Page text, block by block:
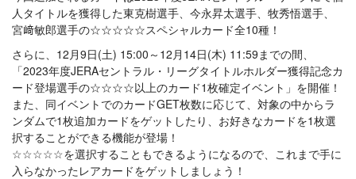
人タイトルを獲得した東克樹選手、今永昇太選手、牧秀悟選手、
宮﨑敏郎選手の☆☆☆☆☆スペシャルカード全10種！
さらに、12月9日(土) 15:00～12月14日(木) 11:59までの間、
「2023年度JERAセントラル・リーグタイトルホルダー獲得記念カ
ード登場選手の☆☆☆☆以上のカード1枚確定イベント」を開催！
また、同イベントでのカードGET枚数に応じて、対象の中からラ
ンダムで1枚追加カードをゲットしたり、お好きなカードを1枚選
択することができる機能が登場！
☆☆☆☆☆を選択することもできるようになるので、これまで手に
入らなかったレアカードをゲットしましょう！